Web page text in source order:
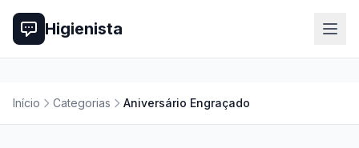
Higienista
Início Categorias Aniversário Engraçado